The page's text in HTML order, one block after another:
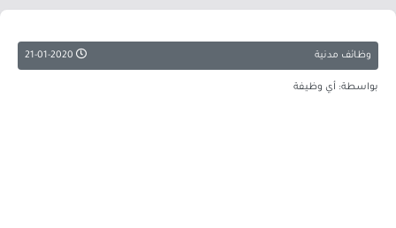
وظائف مدنية
بواسطة: أي وظيفة